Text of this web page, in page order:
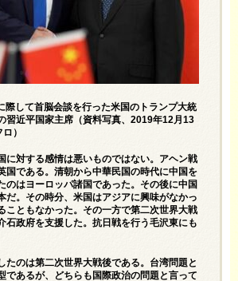
際して首脳会談を行った米国のトランプ大統
習近平国家主席（資料写真、2019年12月13
）
に対する感情は悪いものではない。アヘン戦
国である。清朝から中華民国の時代に中国を
のはヨーロッパ諸国であった。その後に中国
だ。その時分、米国はアジアに興味がなかっ
こともなかった。その一方で第二次世界大戦
石政府を支援した。抗日戦を行う毛沢東にも
たのは第二次世界大戦後である。台湾問題と
であるが、どちらも国際政治の問題と言って